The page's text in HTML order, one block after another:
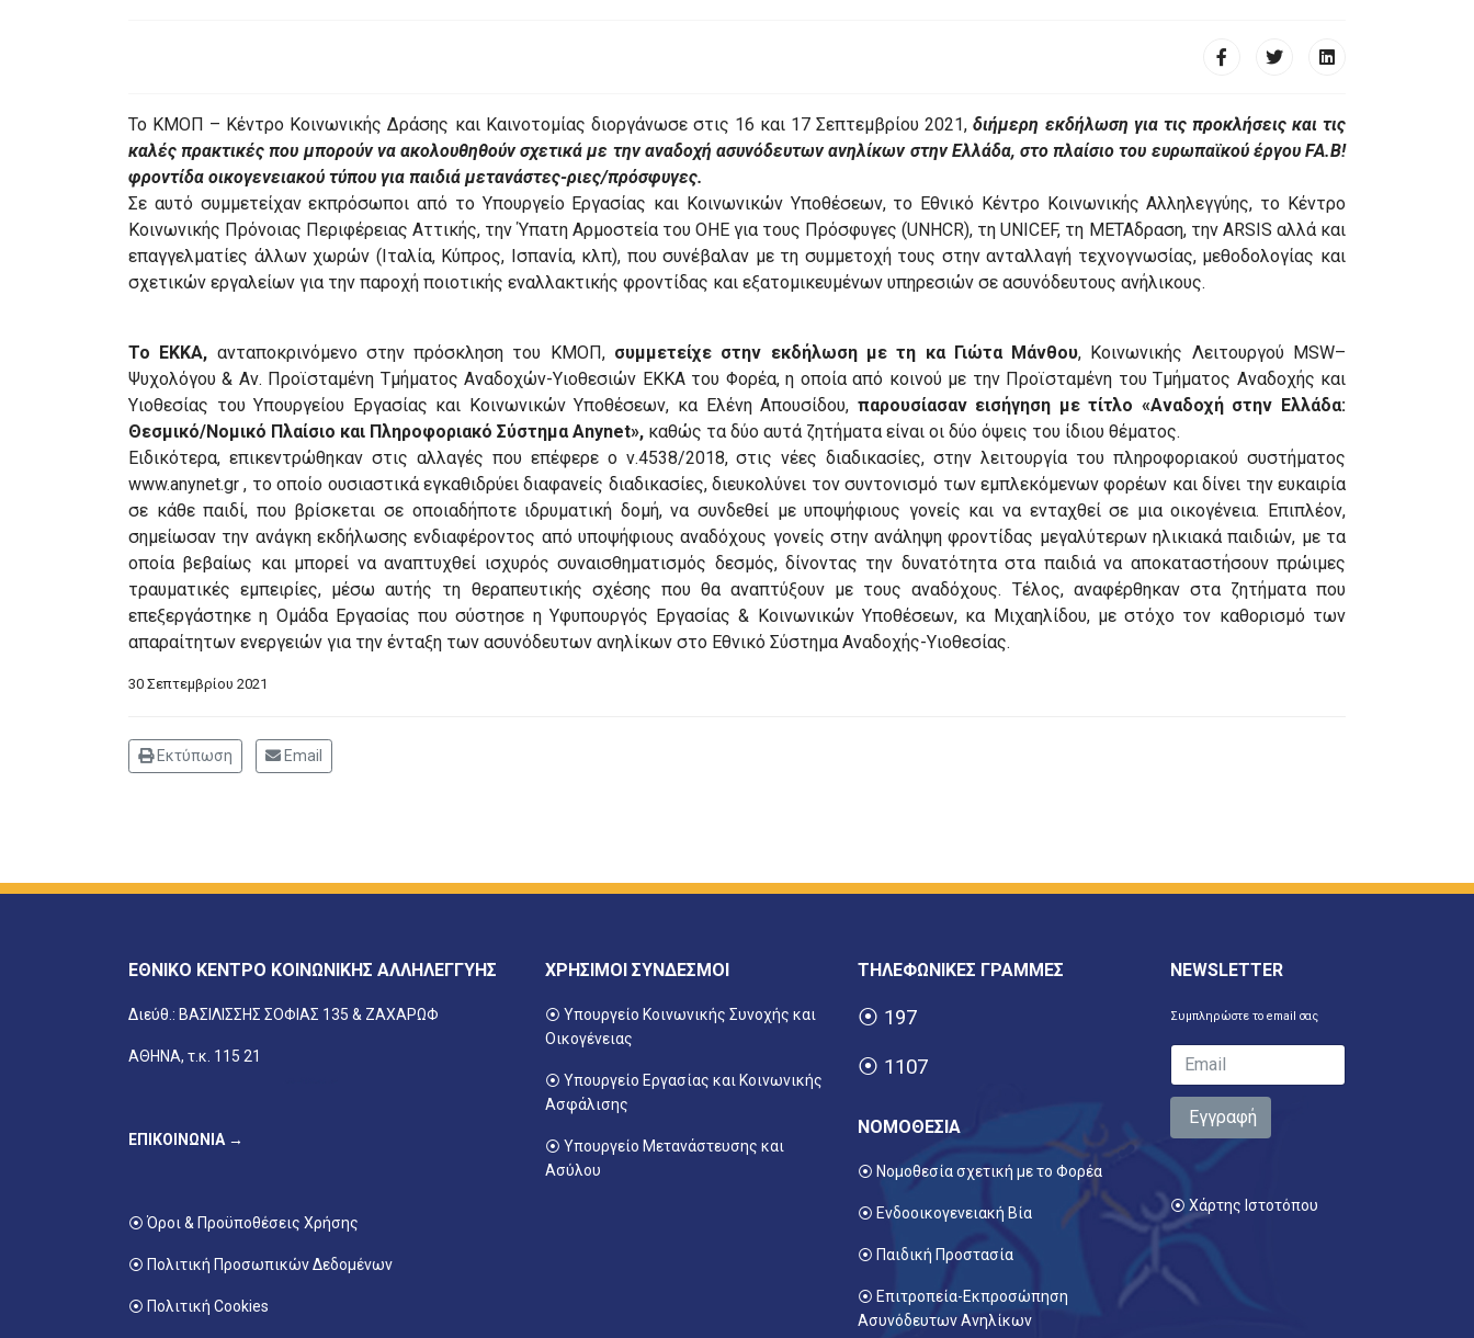
Το ΚΜΟΠ – Κέντρο Κοινωνικής Δράσης και Καινοτομίας διοργάνωσε στις 16 και 17 Σεπτεμβρίου 2021,διήμερη εκδήλωση για τις προκλήσεις και τις
καλές πρακτικές που μπορούν να ακολουθηθούν σχετικά με την αναδοχή ασυνόδευτων ανηλίκων στην Ελλάδα, στο πλαίσιο του ευρωπαϊκού έργου FA.B!
φροντίδα οικογενειακού τύπου για παιδιά μετανάστες-ριες/πρόσφυγες.
Σε αυτό συμμετείχαν εκπρόσωποι από το Υπουργείο Εργασίας και Κοινωνικών Υποθέσεων, το Εθνικό Κέντρο Κοινωνικής Αλληλεγγύης, το Κέντρο
Κοινωνικής Πρόνοιας Περιφέρειας Αττικής, την Ύπατη Αρμοστεία του ΟΗΕ για τους Πρόσφυγες (UNHCR), τη UNICEF, τη ΜΕΤΑδραση, την ARSIS αλλά και
επαγγελματίες άλλων χωρών (Ιταλία, Κύπρος, Ισπανία, κλπ), που συνέβαλαν με τη συμμετοχή τους στην ανταλλαγή τεχνογνωσίας, μεθοδολογίας και
σχετικών εργαλείων για την παροχή ποιοτικής εναλλακτικής φροντίδας και εξατομικευμένων υπηρεσιών σε ασυνόδευτους ανήλικους.
Το ΕΚΚΑ, ανταποκρινόμενο στην πρόσκληση του ΚΜΟΠ, συμμετείχε στην εκδήλωση με τη κα Γιώτα Μάνθου, Κοινωνικής Λειτουργού ΜSW–
Ψυχολόγου & Αν. Προϊσταμένη Τμήματος Αναδοχών-Υιοθεσιών ΕΚΚΑ του Φορέα, η οποία από κοινού με την Προϊσταμένη του Τμήματος Αναδοχής και
Υιοθεσίας του Υπουργείου Εργασίας και Κοινωνικών Υποθέσεων, κα Ελένη Απουσίδου, παρουσίασαν εισήγηση με τίτλο «Αναδοχή στην Ελλάδα:
Θεσμικό/Νομικό Πλαίσιο και Πληροφοριακό Σύστημα Anynet», καθώς τα δύο αυτά ζητήματα είναι οι δύο όψεις του ίδιου θέματος.
Ειδικότερα, επικεντρώθηκαν στις αλλαγές που επέφερε ο ν.4538/2018, στις νέες διαδικασίες, στην λειτουργία του πληροφοριακού συστήματος
www.anynet.gr , το οποίο ουσιαστικά εγκαθιδρύει διαφανείς διαδικασίες, διευκολύνει τον συντονισμό των εμπλεκόμενων φορέων και δίνει την ευκαιρία
σε κάθε παιδί, που βρίσκεται σε οποιαδήποτε ιδρυματική δομή, να συνδεθεί με υποψήφιους γονείς και να ενταχθεί σε μια οικογένεια. Επιπλέον,
σημείωσαν την ανάγκη εκδήλωσης ενδιαφέροντος από υποψήφιους αναδόχους γονείς στην ανάληψη φροντίδας μεγαλύτερων ηλικιακά παιδιών, με τα
οποία βεβαίως και μπορεί να αναπτυχθεί ισχυρός συναισθηματισμός δεσμός, δίνοντας την δυνατότητα στα παιδιά να αποκαταστήσουν πρώιμες
τραυματικές εμπειρίες, μέσω αυτής τη θεραπευτικής σχέσης που θα αναπτύξουν με τους αναδόχους. Τέλος, αναφέρθηκαν στα ζητήματα που
επεξεργάστηκε η Ομάδα Εργασίας που σύστησε η Υφυπουργός Εργασίας & Κοινωνικών Υποθέσεων, κα Μιχαηλίδου, με στόχο τον καθορισμό των
απαραίτητων ενεργειών για την ένταξη των ασυνόδευτων ανηλίκων στο Εθνικό Σύστημα Αναδοχής-Υιοθεσίας.
30 Σεπτεμβρίου 2021
Εκτύπωση Email
ΕΘΝΙΚΟ ΚΕΝΤΡΟ ΚΟΙΝΩΝΙΚΗΣ ΑΛΛΗΛΕΓΓΥΗΣ
Διεύθ.: ΒΑΣΙΛΙΣΣΗΣ ΣΟΦΙΑΣ 135 & ΖΑΧΑΡΩΦ
ΑΘΗΝΑ, τ.κ. 115 21
ΕΠΙΚΟΙΝΩΝΙΑ →
⦿ Όροι & Προϋποθέσεις Χρήσης
⦿ Πολιτική Προσωπικών Δεδομένων
⦿ Πολιτική Cookies
ΧΡΗΣΙΜΟΙ ΣΥΝΔΕΣΜΟΙ
⦿ Υπουργείο Κοινωνικής Συνοχής και
Οικογένειας
⦿ Υπουργείο Εργασίας και Κοινωνικής
Ασφάλισης
⦿ Υπουργείο Μετανάστευσης και
Ασύλου
ΤΗΛΕΦΩΝΙΚΕΣ ΓΡΑΜΜΕΣ
⦿ 197
⦿ 1107
ΝΟΜΟΘΕΣΙΑ
⦿ Νομοθεσία σχετική με το Φορέα
⦿ Ενδοοικογενειακή Βία
⦿ Παιδική Προστασία
⦿ Επιτροπεία-Εκπροσώπηση
Ασυνόδευτων Ανηλίκων
NEWSLETTER
Συμπληρώστε το email σας
Εγγραφή
⦿ Χάρτης Ιστοτόπου